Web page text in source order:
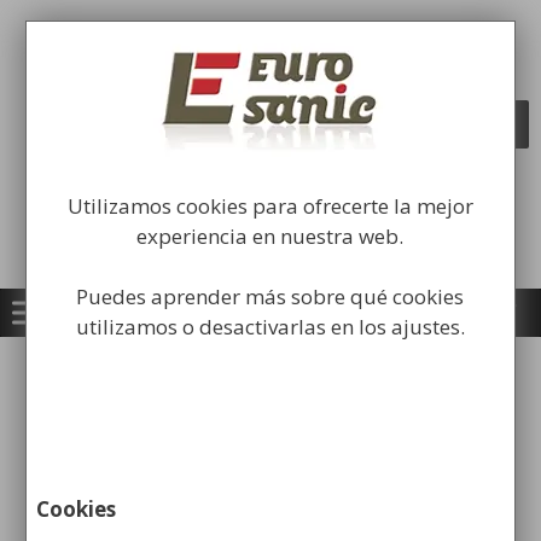
Saltar
Fabricación y comercialización de
equipamiento para la higiene industrial
Búsqueda
de
Utilizamos cookies para ofrecerte la mejor
experiencia en nuestra web.
Puedes aprender más sobre qué cookies
utilizamos o desactivarlas en los ajustes.
Cookies